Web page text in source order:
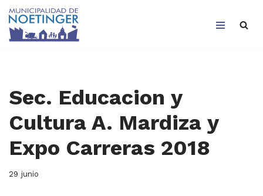
Saltar
Sec. Educacion y
Cultura A. Mardiza y
Expo Carreras 2018
29 junio